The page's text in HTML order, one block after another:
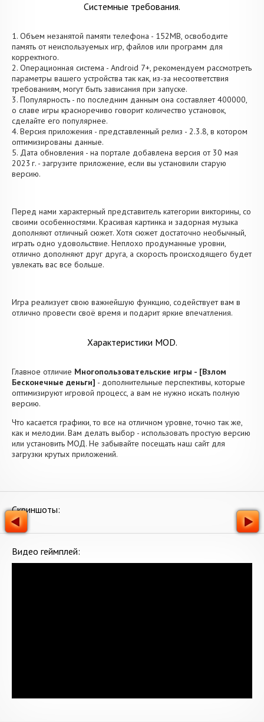
Системные требования.
1. Объем незанятой памяти телефона - 152MB, освободите
память от неиспользуемых игр, файлов или программ для
корректного.
2. Операционная система - Android 7+, рекомендуем рассмотреть
параметры вашего устройства так как, из-за несоответствия
требованиям, могут быть зависания при запуске.
3. Популярность - по последним данным она составляет 400000,
о cлаве игры красноречиво говорит количество установок,
сделайте его популярнее.
4. Версия приложения - представленный релиз - 2.3.8, в котором
оптимизированы данные.
5. Дата обновления - на портале добавлена версия от 30 мая
2023 г. - загрузите приложение, если вы установили старую
версию.
Перед нами характерный представитель категории викторины, со
своими особенностями. Красивая картинка и задорная музыка
дополняют отличный сюжет. Хотя сюжет достаточно необычный,
играть одно удовольствие. Неплохо продуманные уровни,
отлично дополняют друг друга, а скорость происходящего будет
увлекать вас все больше.
Игра реализует свою важнейшую функцию, содействует вам в
отлично провести своё время и подарит яркие впечатления.
Характеристики MOD.
Главное отличие Многопользовательские игры - [Взлом
Бесконечные деньги] - дополнительные перспективы, которые
оптимизируют игровой процесс, а вам не нужно искать полную
версию.
Что касается графики, то все на отличном уровне, точно так же,
как и мелодии. Вам делать выбор - использовать простую версию
или установить МОД. Не забывайте посещать наш сайт для
загрузки крутых приложений.
Скриншоты:
Видео геймплей: